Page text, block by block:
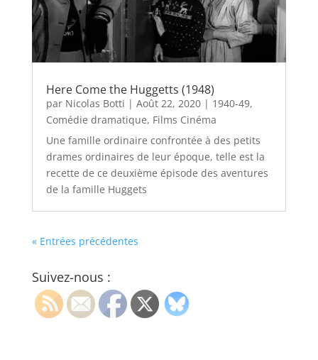
Here Come the Huggetts (1948)
par Nicolas Botti | Août 22, 2020| 1940-49,
Comédie dramatique, Films Cinéma
Une famille ordinaire confrontée à des petits
drames ordinaires de leur époque, telle est la
recette de ce deuxième épisode des aventures
de la famille Huggets
« Entrées précédentes
Suivez-nous :